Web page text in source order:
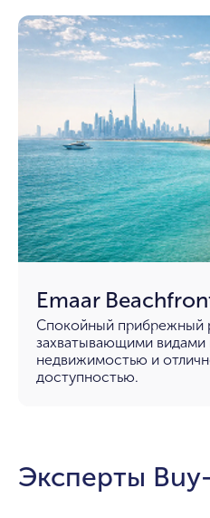
Emaar
Спокойный прибрежный
захватывающими видами
недвижимостью и
доступностью.
Эксперты